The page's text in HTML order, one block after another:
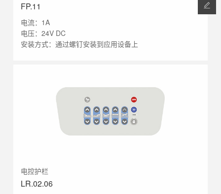
FP.11
电流：1A
电压：24V DC
安装方式：通过螺钉安装到应用设备上
电控护栏
LR.02.06